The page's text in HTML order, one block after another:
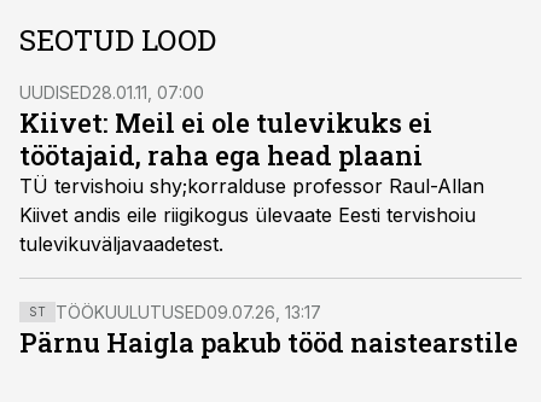
SEOTUD LOOD
UUDISED28.01.11, 07:00
Kiivet: Meil ei ole tulevikuks ei
töötajaid, raha ega head plaani
TÜ tervishoiu shy;korralduse professor Raul-Allan
Kiivet andis eile riigikogus ülevaate Eesti tervishoiu
tulevikuväljavaadetest.
ST TÖÖKUULUTUSED09.07.26, 13:17
Pärnu Haigla pakub tööd naistearstile